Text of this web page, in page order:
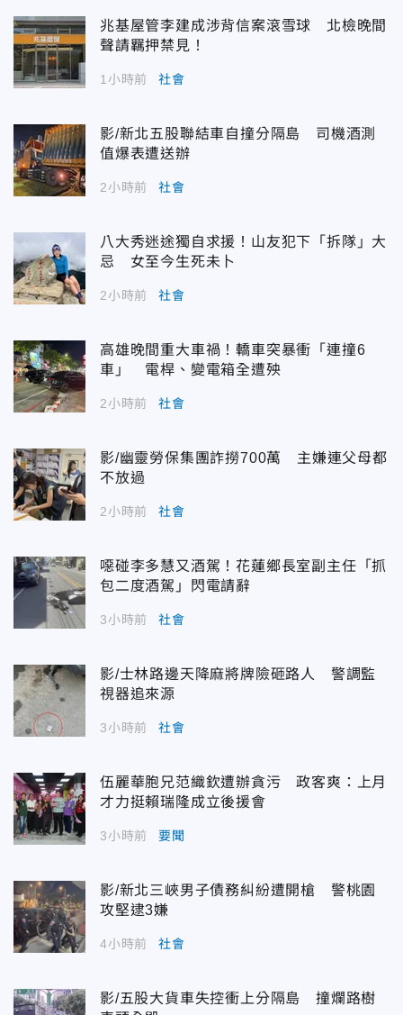
兆基屋管李建成涉背信案滾雪球 北檢晚間
聲請羈押禁見！
1小時前 社會
影/新北五股聯結車自撞分隔島 司機酒測
值爆表遭送辦
2小時前 社會
八大秀迷途獨自求援！山友犯下「拆隊」大
忌 女至今生死未卜
2小時前 社會
高雄晚間重大車禍！轎車突暴衝「連撞6
車」 電桿、變電箱全遭殃
2小時前 社會
影/幽靈勞保集團詐撈700萬 主嫌連父母都
不放過
2小時前 社會
噁碰李多慧又酒駕！花蓮鄉長室副主任「抓
包二度酒駕」閃電請辭
3小時前 社會
影/士林路邊天降麻將牌險砸路人 警調監
視器追來源
3小時前 社會
伍麗華胞兄范織欽遭辦貪污 政客爽：上月
才力挺賴瑞隆成立後援會
3小時前 要聞
影/新北三峽男子債務糾紛遭開槍 警桃園
攻堅逮3嫌
4小時前 社會
影/五股大貨車失控衝上分隔島 撞爛路樹